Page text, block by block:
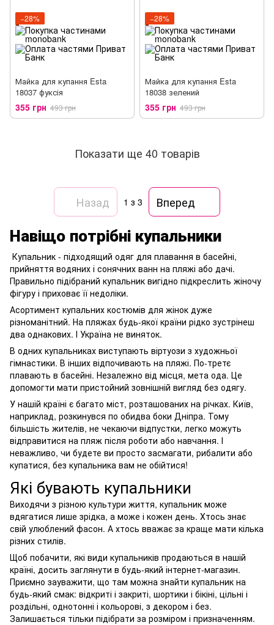
−28%
Майка для купання Esta
18037 фуксія
355 грн 493 грн
−28%
Майка для купання Esta
18038 зелений
355 грн 493 грн
Показати ще 40 товарів
Назад 1 з 3 Вперед
Навіщо потрібні купальники
Купальник - підходящий одяг для плавання в басейні,
прийняття водяних і сонячних ванн на пляжі або дачі.
Правильно підібраний купальник вигідно підкреслить жіночу
фігуру і приховає її недоліки.
Асортимент купальних костюмів для жінок дуже
різноманітний. На пляжах будь-якої країни рідко зустрінеш
два однакових. І Україна не виняток.
В одних купальниках виступають віртуози з художньої
гімнастики. В інших відпочивають на пляжі. По-третє
плавають в басейні. Незалежно від місця, мета ода. Це
допомогти мати пристойний зовнішній вигляд без одягу.
У нашій країні є багато міст, розташованих на річках. Київ,
наприклад, розкинувся по обидва боки Дніпра. Тому
більшість жителів, не чекаючи відпустки, легко можуть
відправитися на пляж після роботи або навчання. І
неважливо, чи будете ви просто засмагати, рибалити або
купатися, без купальника вам не обійтися!
Які бувають купальники
Виходячи з різною культури життя, купальник може
вдягатися лише зрідка, а може і кожен день. Хтось знає
свій улюблений фасон. А хтось вважає за краще мати кілька
різних стилів.
Щоб побачити, які види купальників продаються в нашій
країні, досить заглянути в будь-який інтернет-магазин.
Приємно зауважити, що там можна знайти купальник на
будь-який смак: відкриті і закриті, шортики і бікіні, цільні і
роздільні, однотонні і кольорові, з декором і без.
Залишається тільки підібрати за розміром і призначенням.